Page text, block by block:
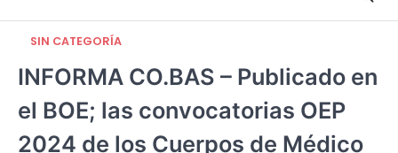
SIN CATEGORÍA
INFORMA CO.BAS – Publicado en
el BOE; las convocatorias OEP
2024 de los Cuerpos de Médico